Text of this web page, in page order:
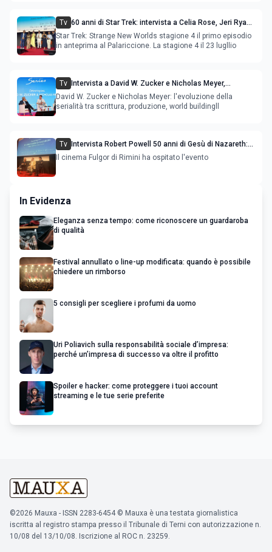
Tv 60 anni di Star Trek: intervista a Celia Rose, Jeri Ryan,
Rebecca Romijn, Anson Mount
Star Trek: Strange New Worlds stagione 4 il primo episodio
in anteprima al Palariccione. La stagione 4 il 23 lugllio
Tv
Intervista a David W. Zucker e Nicholas Meyer,
l'evoluzione della serialità internazionale
David W. Zucker e Nicholas Meyer: l'evoluzione della
serialità tra scrittura, produzione, world buildingll
Tv
Intervista Robert Powell 50 anni di Gesù di Nazareth:
l'attore incontra il pubblico
Il cinema Fulgor di Rimini ha ospitato l'evento
In Evidenza
Eleganza senza tempo: come riconoscere un guardaroba
di qualità
Festival annullato o line-up modificata: quando è possibile
chiedere un rimborso
5 consigli per scegliere i profumi da uomo
Uri Poliavich sulla responsabilità sociale d’impresa:
perché un’impresa di successo va oltre il profitto
Spoiler e hacker: come proteggere i tuoi account
streaming e le tue serie preferite
©2026 Mauxa - ISSN 2283-6454 © Mauxa è una testata giornalistica
iscritta al registro stampa presso il Tribunale di Terni con autorizzazione n.
10/08 del 13/10/08. Iscrizione al ROC n. 23259.